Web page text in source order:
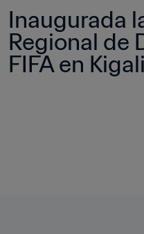
Inaugurada
Regional de
FIFA en Kigali